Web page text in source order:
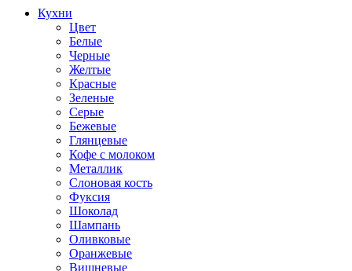
Кухни
Цвет
Белые
Черные
Желтые
Красные
Зеленые
Серые
Бежевые
Глянцевые
Кофе с молоком
Металлик
Слоновая кость
Фуксия
Шоколад
Шампань
Оливковые
Оранжевые
Вишневые